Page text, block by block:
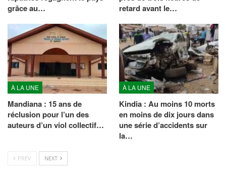
grâce au…
retard avant le…
À LA UNE
Mandiana : 15 ans de
réclusion pour l’un des
auteurs d’un viol collectif…
À LA UNE
Kindia : Au moins 10 morts
en moins de dix jours dans
une série d’accidents sur
la…
PREV NEXT